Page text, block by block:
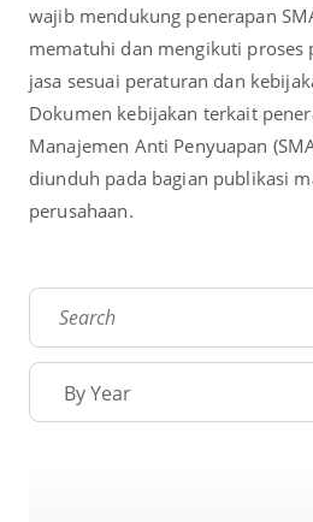
wajib mendukung penerapan
mematuhi dan mengikuti proses
jasa sesuai peraturan dan
Dokumen kebijakan terkait
Manajemen Anti Penyuapan
diunduh pada bagian publikasi
perusahaan.